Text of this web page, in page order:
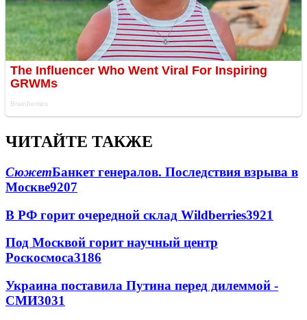
ЧИТАЙТЕ ТАКЖЕ
СюжетБанкет генералов. Последствия взрыва в
Москве9207
В РФ горит очередной склад Wildberries3921
Под Москвой горит научный центр
Роскосмоса3186
Украина поставила Путина перед дилеммой -
СМИ3031